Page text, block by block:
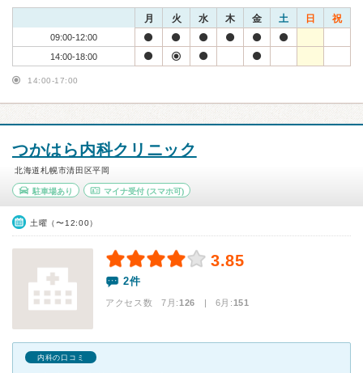
月 火 水 木 金 土 日 祝
09:00-12:00
14:00-18:00
14:00-17:00
つかはら内科クリニック
北海道札幌市清田区平岡
駐車場あり マイナ受付(スマホ可)
土曜（〜12:00）
3.85
2件
アクセス数 7月:126 | 6月:151
内科の口コミ